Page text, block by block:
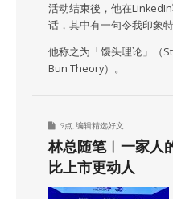
活动结束後，他在
话，其中有一句令我印象特
他称之为「馒头理论」（
Bun Theory）。
9点 编辑精选好文
林总随笔︱一家人
比上市更动人